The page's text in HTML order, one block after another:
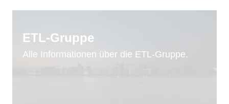
ETL-Gruppe
Alle Informationen über die ETL-Gruppe.